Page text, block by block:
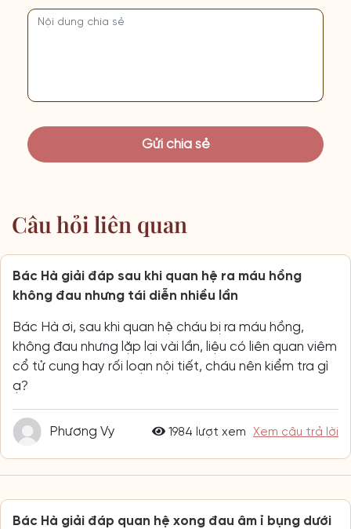
Câu hỏi liên quan
Bác Hà giải đáp sau khi quan hệ ra máu hồng
không đau nhưng tái diễn nhiều lần
Bác Hà ơi, sau khi quan hệ cháu bị ra máu hồng,
không đau nhưng lặp lại vài lần, liệu có liên quan viêm
cổ tử cung hay rối loạn nội tiết, cháu nên kiểm tra gì
ạ?
Phương Vy 1984 lượt xem Xem câu trả lời
Bác Hà giải đáp quan hệ xong đau âm ỉ bụng dưới